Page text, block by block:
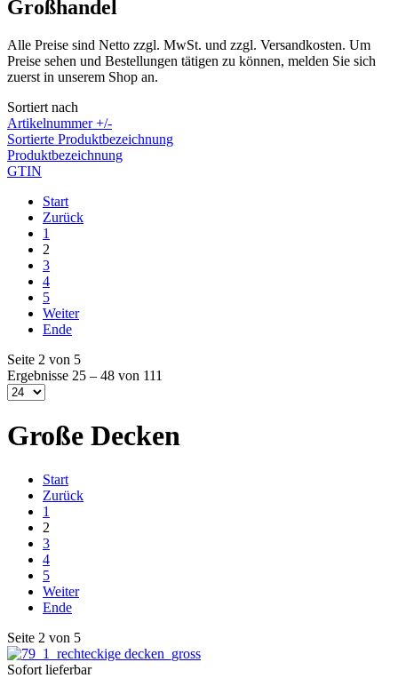
Großhandel
Alle Preise sind Netto zzgl. MwSt. und zzgl. Versandkosten. Um
Preise sehen und Bestellungen tätigen zu können, melden Sie sich
zuerst in unserem Shop an.
Sortiert nach
Artikelnummer +/-
Sortierte Produktbezeichnung
Produktbezeichnung
GTIN
Start
Zurück
1
2
3
4
5
Weiter
Ende
Seite 2 von 5
Ergebnisse 25 – 48 von 111
Große Decken
Start
Zurück
1
2
3
4
5
Weiter
Ende
Seite 2 von 5
Sofort lieferbar